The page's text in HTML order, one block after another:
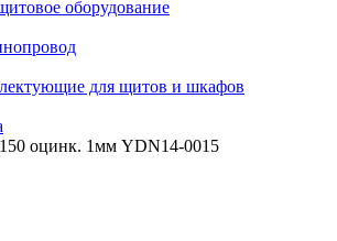
оборудование
для щитов и шкафов
оцинк. 1мм YDN14-0015